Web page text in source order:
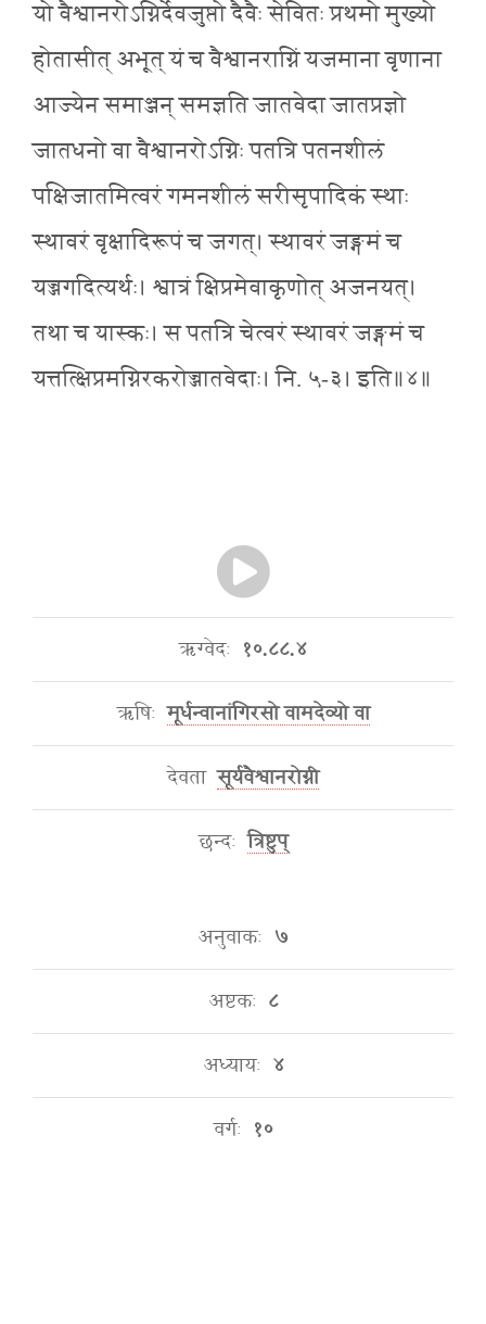
यो वैश्वानरोऽग्निर्देवजुष्तो दैवैः सेवितः प्रथमो मुख्यो
होतासीत् अभूत् यं च वैश्वानराग्निं यजमाना वृणाना
आज्येन समाञ्जन् समज्ञति जातवेदा जातप्रज्ञो
जातधनो वा वैश्वानरोऽग्निः पतत्रि पतनशीलं
पक्षिजातमित्वरं गमनशीलं सरीसृपादिकं स्थाः
स्थावरं वृक्षादिरूपं च जगत्। स्थावरं जङ्गमं च
यज्जगदित्यर्थः। श्वात्रं क्षिप्रमेवाकृणोत् अजनयत्।
तथा च यास्कः। स पतत्रि चेत्वरं स्थावरं जङ्गमं च
यत्तत्क्षिप्रमग्निरकरोज्जातवेदाः। नि. ५-३। इति॥४॥
ऋग्वेदः १०.८८.४
ऋषिः मूर्धन्वानांगिरसो वामदेव्यो वा
देवता सूर्यवैश्वानरोग्नी
छन्दः त्रिष्टुप्
अनुवाकः ७
अष्टकः ८
अध्यायः ४
वर्गः १०